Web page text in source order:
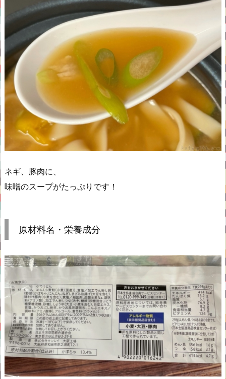
ネギ、豚肉に、
味噌のスープがたっぷりです！
原材料名・栄養成分